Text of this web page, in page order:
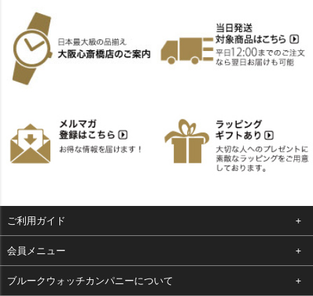
ご利用ガイド
よくある質問
支払い・送料
会員メニュー
ログイン
ブルークウォッチカンパニーについて